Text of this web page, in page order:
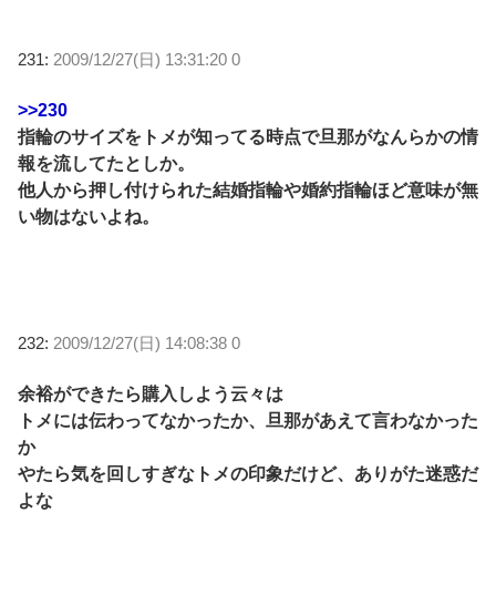
231: 2009/12/27(日) 13:31:20 0
>>230
指輪のサイズをトメが知ってる時点で旦那がなんらかの情
報を流してたとしか。
他人から押し付けられた結婚指輪や婚約指輪ほど意味が無
い物はないよね。
232: 2009/12/27(日) 14:08:38 0
余裕ができたら購入しよう云々は
トメには伝わってなかったか、旦那があえて言わなかった
か
やたら気を回しすぎなトメの印象だけど、ありがた迷惑だ
よな